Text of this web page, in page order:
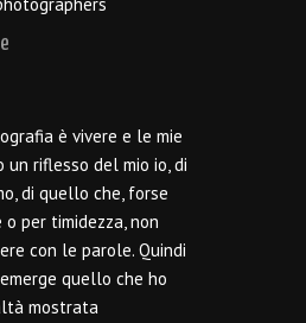
è vivere e le mie
riflesso del mio io, di
di quello che, forse
per timidezza, non
con le parole. Quindi
quello che ho
mostrata